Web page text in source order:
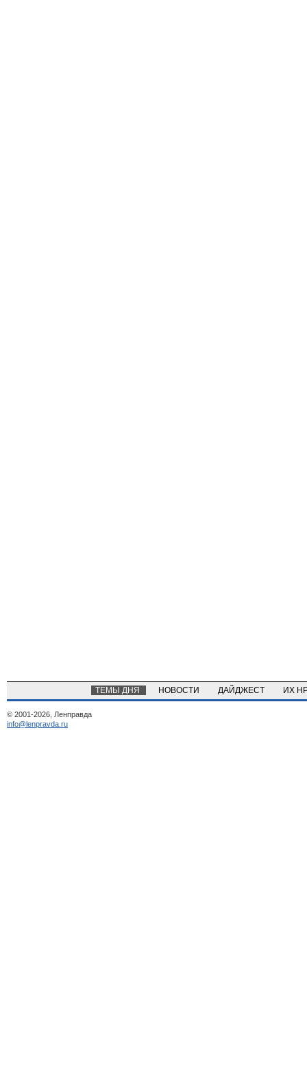
ТЕМЫ ДНЯ НОВОСТИ ДАЙДЖЕСТ ИХ
© 2001-2026, Ленправда
info@lenpravda.ru